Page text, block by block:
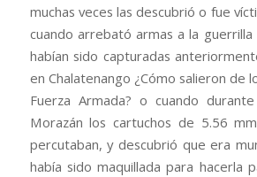
muchas veces las descubrió o fue
cuando arrebató armas a la
habían sido capturadas
en Chalatenango ¿Cómo salieron de
Fuerza Armada? o cuando
Morazán los cartuchos de 5.56
percutaban, y descubrió que era
había sido maquillada para hacerla